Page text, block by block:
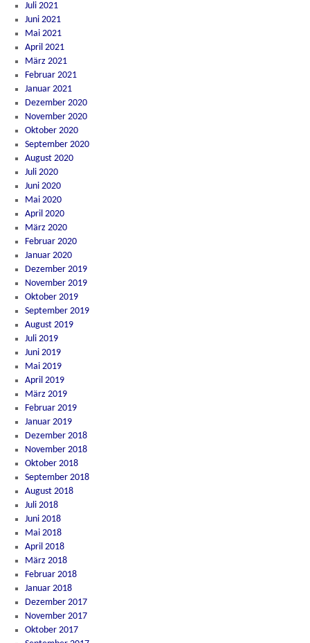
Juli 2021
Juni 2021
Mai 2021
April 2021
März 2021
Februar 2021
Januar 2021
Dezember 2020
November 2020
Oktober 2020
September 2020
August 2020
Juli 2020
Juni 2020
Mai 2020
April 2020
März 2020
Februar 2020
Januar 2020
Dezember 2019
November 2019
Oktober 2019
September 2019
August 2019
Juli 2019
Juni 2019
Mai 2019
April 2019
März 2019
Februar 2019
Januar 2019
Dezember 2018
November 2018
Oktober 2018
September 2018
August 2018
Juli 2018
Juni 2018
Mai 2018
April 2018
März 2018
Februar 2018
Januar 2018
Dezember 2017
November 2017
Oktober 2017